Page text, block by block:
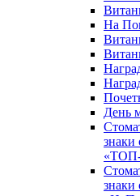
На
День
знаки
знаки